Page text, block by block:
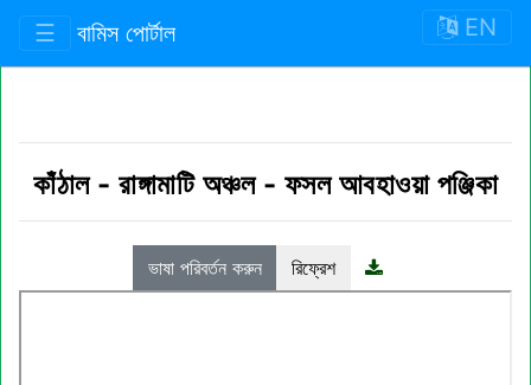
☰ বামিস পোর্টাল EN
কাঁঠাল - রাঙ্গামাটি অঞ্চল- ফসল আবহাওয়া পঞ্জিকা
ভাষা পরিবর্তন করুন রিফ্রেশ